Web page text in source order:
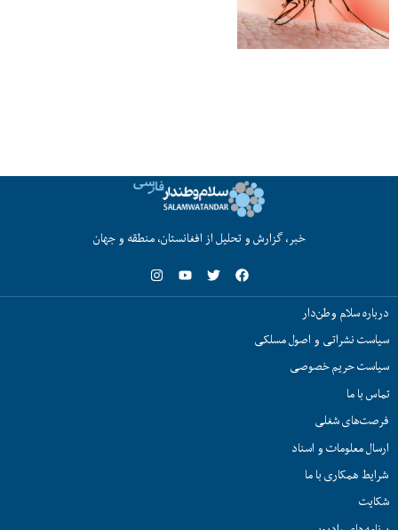
خبر، گزارش و تحلیل از افغانستان، منطقه و جهان
درباره سلام وطن‌دار
سیاست نشراتی و اصول مسلکی
سیاست حریم خصوصی
تماس با ما
فرصت‌های شغلی
ارسال معلومات و اسناد
شرایط همکاری با ما
شکایت